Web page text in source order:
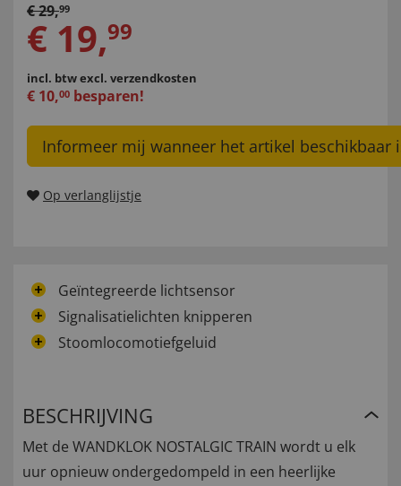
€29,99
€ 19,99
incl. btwexcl. verzendkosten
€ 10,00 besparen!
Informeer mij wanneer het artikel beschikbaar
Op verlanglijstje
Geïntegreerde lichtsensor
Signalisatielichten knipperen
Stoomlocomotiefgeluid
BESCHRIJVING
Met de WANDKLOK NOSTALGIC TRAIN wordt u elk
uur opnieuw ondergedompeld in een heerlijke